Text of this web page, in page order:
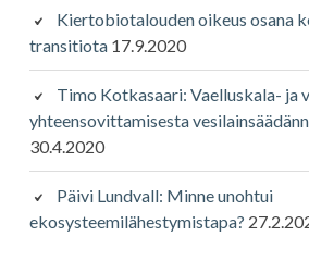
Kiertobiotalouden oikeus osana
transitiota 17.9.2020
Timo Kotkasaari: Vaelluskala- ja
yhteensovittamisesta
30.4.2020
Päivi Lundvall: Minne unohtui
ekosysteemilähestymistapa?